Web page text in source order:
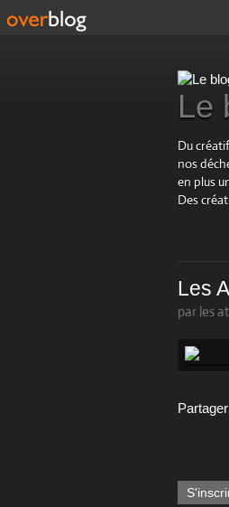
Le
Du
nos
en plus
Des
Les
par les